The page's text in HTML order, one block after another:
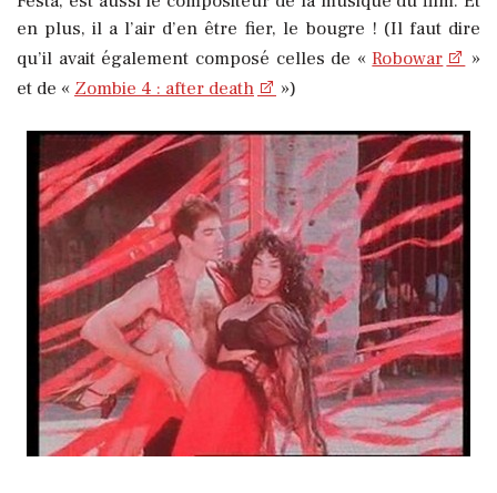
en plus, il a l’air d’en être fier, le bougre ! (Il faut dire
qu’il avait également composé celles de «Robowar
»
et de « Zombie 4 : after death »)